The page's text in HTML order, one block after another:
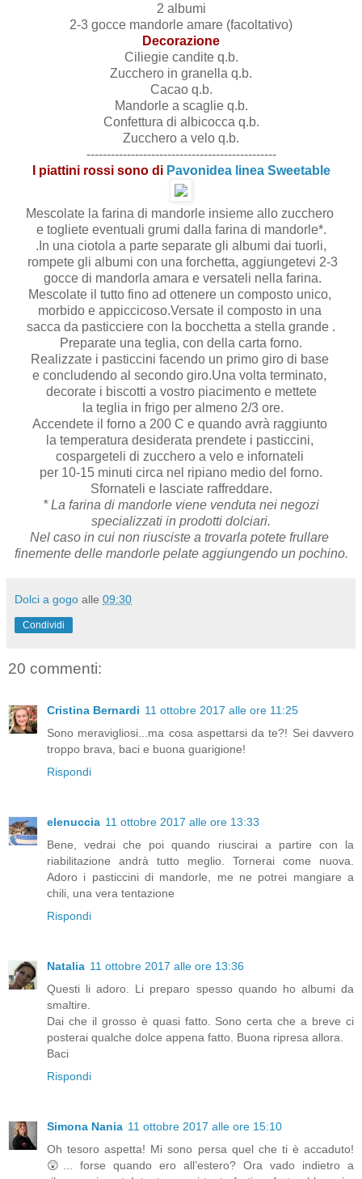
2 albumi
2-3 gocce mandorle amare (facoltativo)
Decorazione
Ciliegie candite q.b.
Zucchero in granella q.b.
Cacao q.b.
Mandorle a scaglie q.b.
Confettura di albicocca q.b.
Zucchero a velo q.b.
-----------------------------------------------
I piattini rossi sono di Pavonidea linea Sweetable
Mescolate la farina di mandorle insieme allo zucchero
e togliete eventuali grumi dalla farina di mandorle*.
.In una ciotola a parte separate gli albumi dai tuorli,
rompete gli albumi con una forchetta, aggiungetevi 2-3
gocce di mandorla amara e versateli nella farina.
Mescolate il tutto fino ad ottenere un composto unico,
morbido e appiccicoso.Versate il composto in una
sacca da pasticciere con la bocchetta a stella grande .
Preparate una teglia, con della carta forno.
Realizzate i pasticcini facendo un primo giro di base
e concludendo al secondo giro.Una volta terminato,
decorate i biscotti a vostro piacimento e mettete
la teglia in frigo per almeno 2/3 ore.
Accendete il forno a 200 C e quando avrà raggiunto
la temperatura desiderata prendete i pasticcini,
cospargeteli di zucchero a velo e infornateli
per 10-15 minuti circa nel ripiano medio del forno.
Sfornateli e lasciate raffreddare.
* La farina di mandorle viene venduta nei negozi
specializzati in prodotti dolciari.
Nel caso in cui non riusciste a trovarla potete frullare
finemente delle mandorle pelate aggiungendo un pochino.
Dolci a gogo alle 09:30
Condividi
20 commenti:
Cristina Bernardi 11 ottobre 2017 alle ore 11:25
Sono meravigliosi...ma cosa aspettarsi da te?! Sei davvero
troppo brava, baci e buona guarigione!
Rispondi
elenuccia 11 ottobre 2017 alle ore 13:33
Bene, vedrai che poi quando riuscirai a partire con la
riabilitazione andrà tutto meglio. Tornerai come nuova.
Adoro i pasticcini di mandorle, me ne potrei mangiare a
chili, una vera tentazione
Rispondi
Natalia 11 ottobre 2017 alle ore 13:36
Questi li adoro. Li preparo spesso quando ho albumi da
smaltire.
Dai che il grosso è quasi fatto. Sono certa che a breve ci
posterai qualche dolce appena fatto. Buona ripresa allora.
Baci
Rispondi
Simona Nania 11 ottobre 2017 alle ore 15:10
Oh tesoro aspetta! Mi sono persa quel che ti è accaduto!
😲... forse quando ero all’estero? Ora vado indietro a